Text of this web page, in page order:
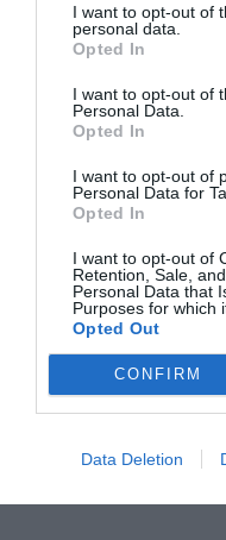
I want to opt-out of
personal data.
Opted In
I want to opt-out of
Personal Data.
Opted In
I want to opt-out of
Personal Data for
Opted In
I want to opt-out of
Retention, Sale,
Personal Data that
Purposes for which
Opted Out
CONFIRM
Data Deletion